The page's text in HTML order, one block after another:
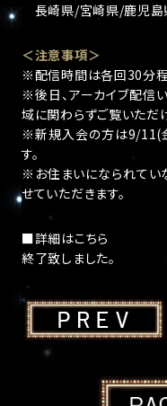
長崎県/宮崎県/鹿児島
＜注意事項＞
※配信時間は各回30分程
※後日、アーカイブ配信
域に関わらずご覧いただ
※新規入会の方は9/11(
す。
※お住まいになられてい
せていただきます。
■詳細はこちら
終了致しました。